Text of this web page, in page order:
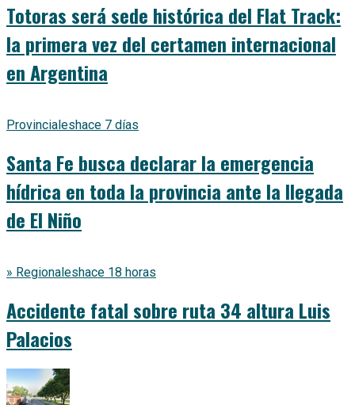
Totoras será sede histórica del Flat Track:
la primera vez del certamen internacional
en Argentina
Provincialeshace 7 días
Santa Fe busca declarar la emergencia
hídrica en toda la provincia ante la llegada
de El Niño
» Regionaleshace 18 horas
Accidente fatal sobre ruta 34 altura Luis
Palacios